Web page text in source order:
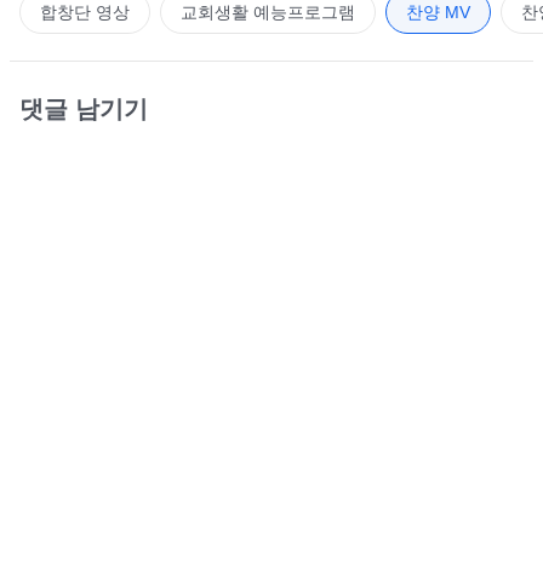
합창단 영상 교회생활 예능프로그램 찬양 MV 찬
댓글 남기기